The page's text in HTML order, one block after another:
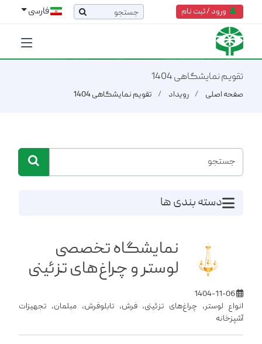
ورود / ثبت نام فارسی
تقویم نمایشگاهی 1404
صفحه اصلی رویداد تقویم نمایشگاهی 1404
دسته بندی ها
نمایشگاه تخصصی
لوستر و چراغ‌های تزئینی
انواع لوستر، چراغ‌های تزئینی، فرش، تابلوفرش، مبلمان، تجهیزات
آشپزخانه